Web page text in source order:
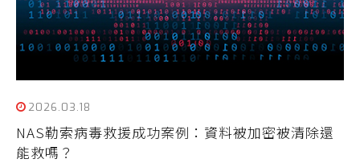
2026.03.18
NAS勒索病毒救援成功案例：資料被加密被清除還
能救嗎？